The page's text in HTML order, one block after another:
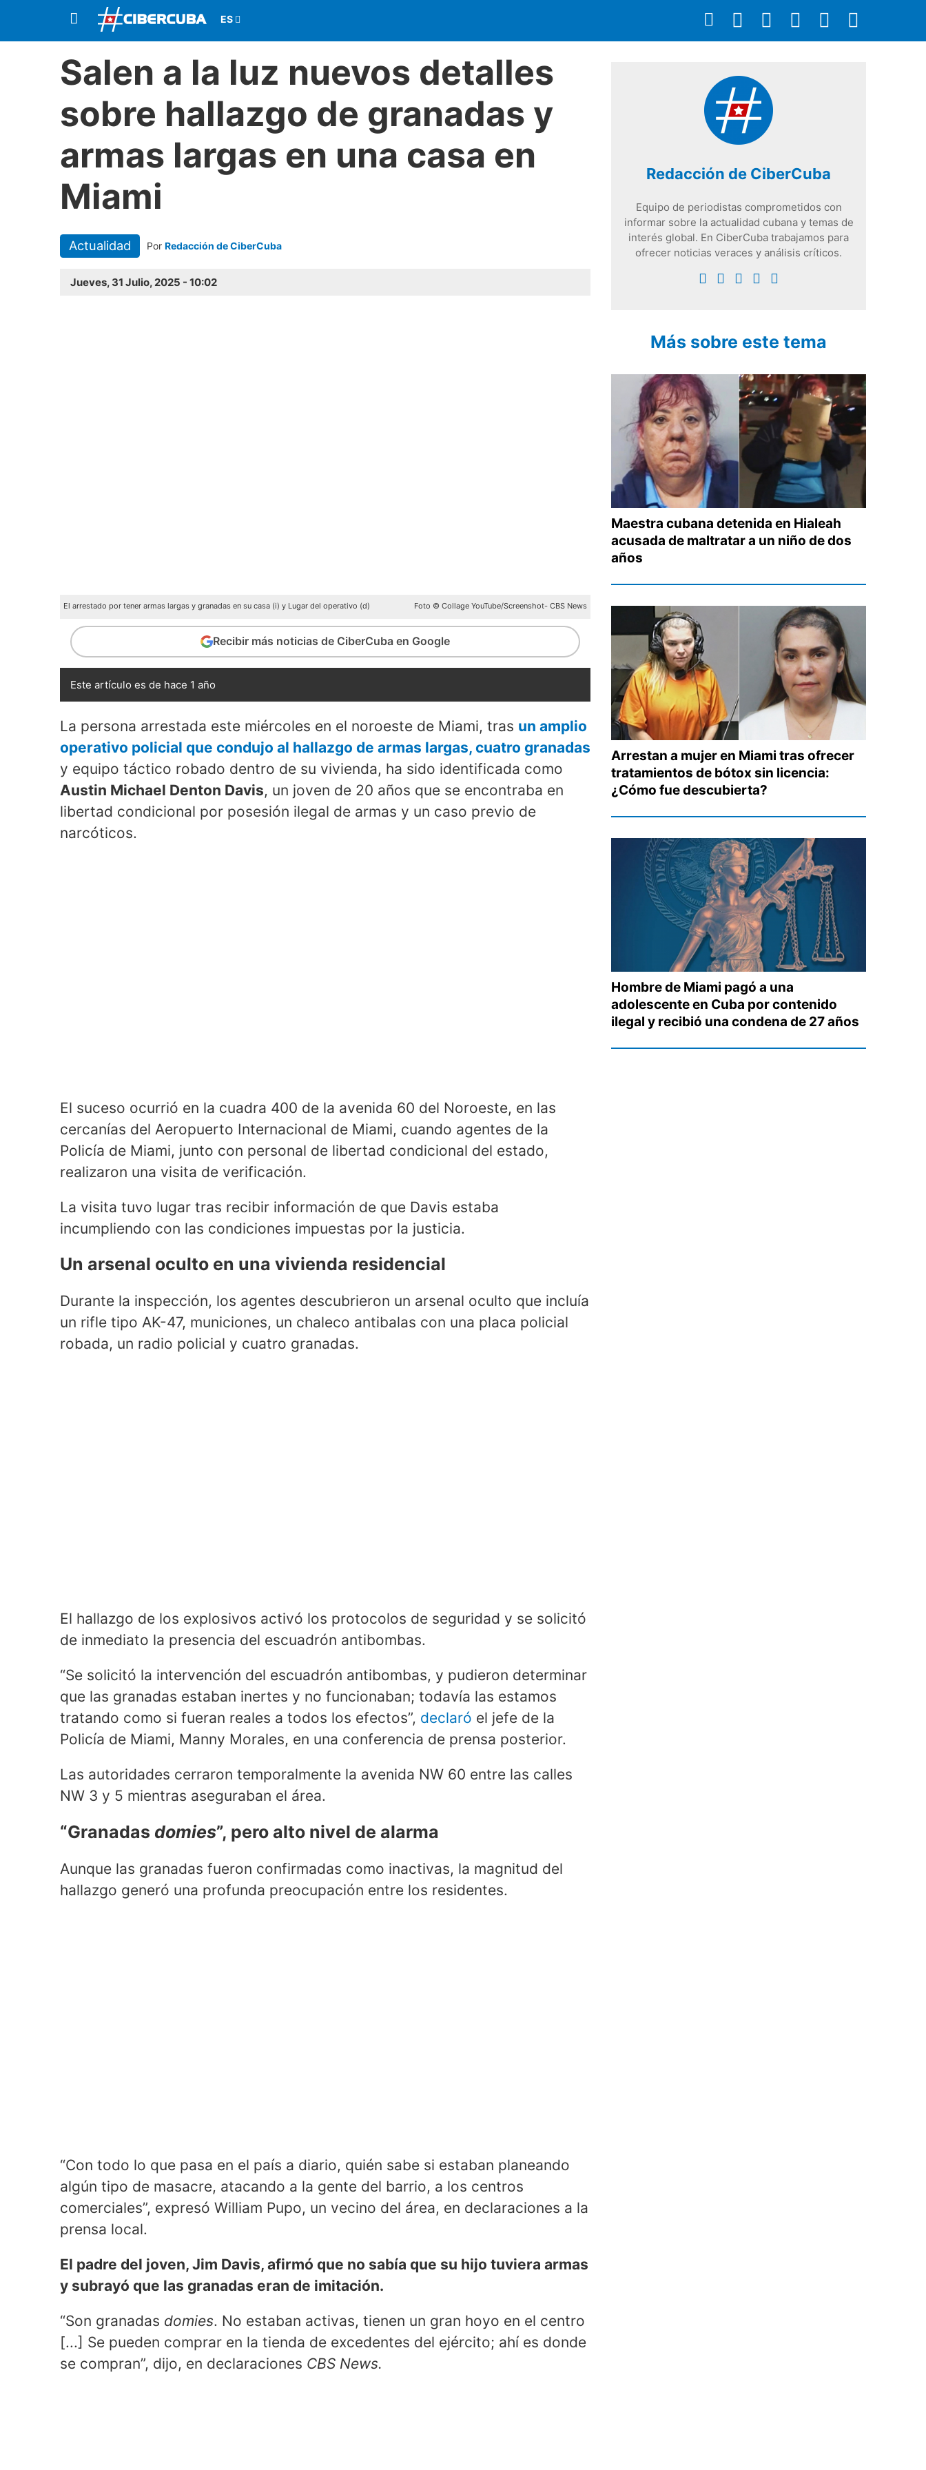
Salen a la luz nuevos detalles
sobre hallazgo de granadas y
armas largas en una casa en
Miami
Actualidad Por Redacción de CiberCuba
Jueves, 31 Julio, 2025 - 10:02
El arrestado por tener armas largas y granadas en su casa (i) y Lugar del operativo (d) Foto © Collage YouTube/Screenshot- CBS News
Recibir más noticias de CiberCuba en Google
Este artículo es de hace 1 año
La persona arrestada este miércoles en el noroeste de Miami, tras un amplio
operativo policial que condujo al hallazgo de armas largas, cuatro granadas
y equipo táctico robado dentro de su vivienda, ha sido identificada como
Austin Michael Denton Davis, un joven de 20 años que se encontraba en
libertad condicional por posesión ilegal de armas y un caso previo de
narcóticos.
El suceso ocurrió en la cuadra 400 de la avenida 60 del Noroeste, en las
cercanías del Aeropuerto Internacional de Miami, cuando agentes de la
Policía de Miami, junto con personal de libertad condicional del estado,
realizaron una visita de verificación.
La visita tuvo lugar tras recibir información de que Davis estaba
incumpliendo con las condiciones impuestas por la justicia.
Un arsenal oculto en una vivienda residencial
Durante la inspección, los agentes descubrieron un arsenal oculto que incluía
un rifle tipo AK-47, municiones, un chaleco antibalas con una placa policial
robada, un radio policial y cuatro granadas.
El hallazgo de los explosivos activó los protocolos de seguridad y se solicitó
de inmediato la presencia del escuadrón antibombas.
“Se solicitó la intervención del escuadrón antibombas, y pudieron determinar
que las granadas estaban inertes y no funcionaban; todavía las estamos
tratando como si fueran reales a todos los efectos”, declaró el jefe de la
Policía de Miami, Manny Morales, en una conferencia de prensa posterior.
Las autoridades cerraron temporalmente la avenida NW 60 entre las calles
NW 3 y 5 mientras aseguraban el área.
“Granadas domies”, pero alto nivel de alarma
Aunque las granadas fueron confirmadas como inactivas, la magnitud del
hallazgo generó una profunda preocupación entre los residentes.
“Con todo lo que pasa en el país a diario, quién sabe si estaban planeando
algún tipo de masacre, atacando a la gente del barrio, a los centros
comerciales”, expresó William Pupo, un vecino del área, en declaraciones a la
prensa local.
El padre del joven, Jim Davis, afirmó que no sabía que su hijo tuviera armas
y subrayó que las granadas eran de imitación.
“Son granadas domies. No estaban activas, tienen un gran hoyo en el centro
[...] Se pueden comprar en la tienda de excedentes del ejército; ahí es donde
se compran”, dijo, en declaraciones CBS News.
Redacción de CiberCuba
Equipo de periodistas comprometidos con
informar sobre la actualidad cubana y temas de
interés global. En CiberCuba trabajamos para
ofrecer noticias veraces y análisis críticos.
Más sobre este tema
Maestra cubana detenida en Hialeah
acusada de maltratar a un niño de dos
años
Arrestan a mujer en Miami tras ofrecer
tratamientos de bótox sin licencia:
¿Cómo fue descubierta?
Hombre de Miami pagó a una
adolescente en Cuba por contenido
ilegal y recibió una condena de 27 años